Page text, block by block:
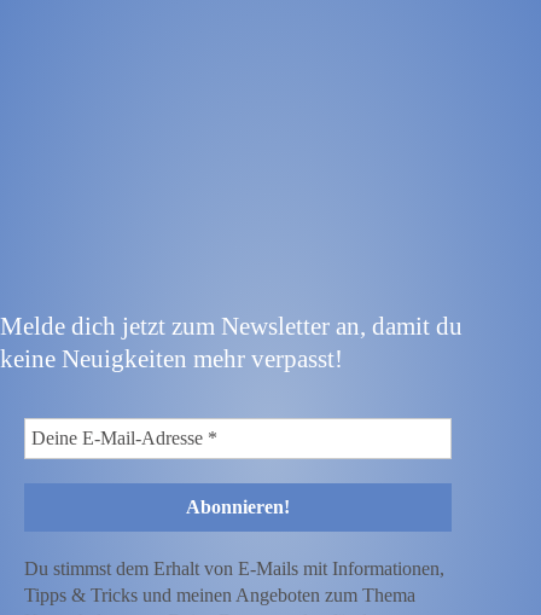
Melde dich jetzt zum Newsletter an, damit du
keine Neuigkeiten mehr verpasst!
Du stimmst dem Erhalt von E-Mails mit Informationen,
Tipps & Tricks und meinen Angeboten zum Thema